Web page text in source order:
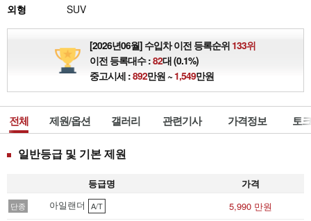
외형
SUV
[2026년06월] 수입차 이전 등록순위 133위
이전 등록대수 :82대 (0.1%)
중고시세 :892만원 ~1,549만원
전체 제원/옵션 갤러리 관련기사 가격정보 토
일반등급 및 기본 제원
등급명 가격
단종 아일랜더 A/T 5,990 만원